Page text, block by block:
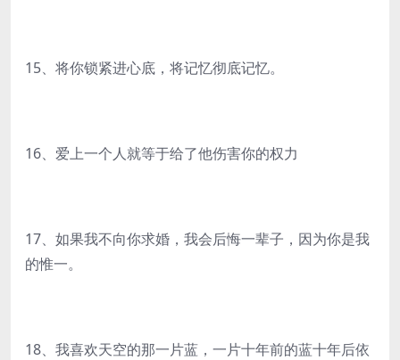
15、将你锁紧进心底，将记忆彻底记忆。
16、爱上一个人就等于给了他伤害你的权力
17、如果我不向你求婚，我会后悔一辈子，因为你是我
的惟一。
18、我喜欢天空的那一片蓝，一片十年前的蓝十年后依